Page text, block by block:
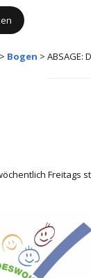
> Bogen > ABSAGE:
Freitags